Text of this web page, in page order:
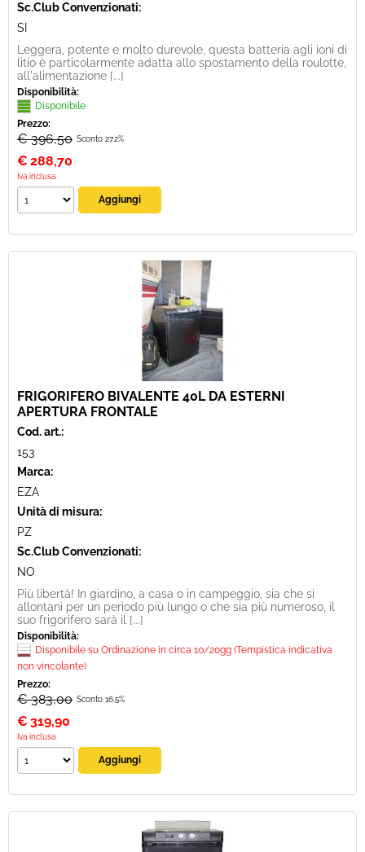
Sc.Club Convenzionati:
SI
Leggera, potente e molto durevole, questa batteria agli ioni di
litio è particolarmente adatta allo spostamento della roulotte,
all'alimentazione [...]
Disponibilità:
Disponibile
Prezzo:
€ 396,50 Sconto 27.2%
€ 288,70
Iva inclusa
FRIGORIFERO BIVALENTE 40L DA ESTERNI
APERTURA FRONTALE
Cod. art.:
153
Marca:
EZA
Unità di misura:
PZ
Sc.Club Convenzionati:
NO
Più libertà! In giardino, a casa o in campeggio, sia che si
allontani per un periodo più lungo o che sia più numeroso, il
suo frigorifero sarà il [...]
Disponibilità:
Disponibile su Ordinazione in circa 10/20gg (Tempistica indicativa
non vincolante)
Prezzo:
€ 383,00 Sconto 16.5%
€ 319,90
Iva inclusa